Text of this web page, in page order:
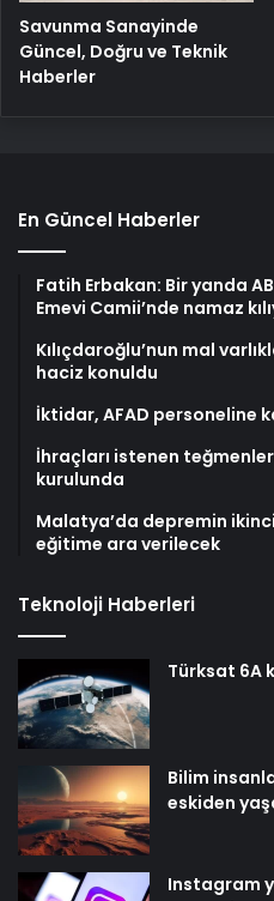
Savunma Sanayinde
Güncel, Doğru ve Teknik
Haberler
En Güncel Haberler
Fatih Erbakan: Bir yanda
Emevi Camii’nde namaz
Kılıçdaroğlu’nun mal
haciz konuldu
İktidar, AFAD personeline
İhraçları istenen
kurulunda
Malatya’da depremin
eğitime ara verilecek
Teknoloji Haberleri
Türksat 6A
Bilim
eskiden
Instagram